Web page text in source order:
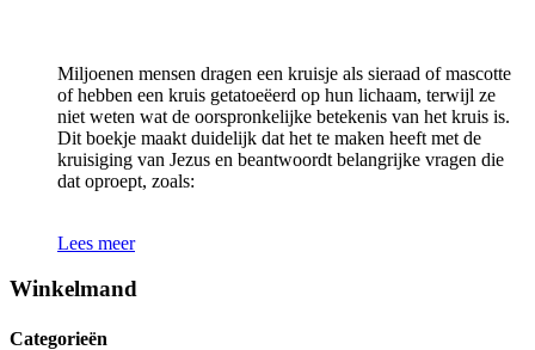
Miljoenen mensen dragen een kruisje als sieraad of mascotte
of hebben een kruis getatoeëerd op hun lichaam, terwijl ze
niet weten wat de oorspronkelijke betekenis van het kruis is.
Dit boekje maakt duidelijk dat het te maken heeft met de
kruisiging van Jezus en beantwoordt belangrijke vragen die
dat oproept, zoals:
Lees meer
Winkelmand
Categorieën